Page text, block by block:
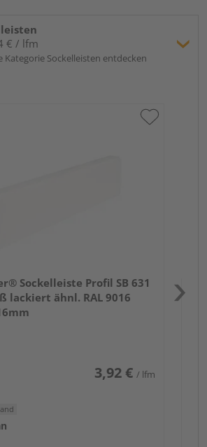
€ / lfm
Kategorie Sockelleisten entdecken
Sockelleiste Profil SB 631
lackiert ähnl. RAL 9016
3,92 € / lfm